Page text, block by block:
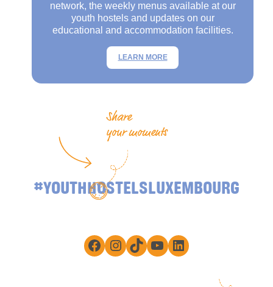
network, the weekly menus available at our
youth hostels and updates on our
educational and accommodation facilities.
LEARN MORE
Share
your moments
#YOUTHHOSTELSLUXEMBOURG
Facebook
Instagram
TikTokYouTube
LinkedIn